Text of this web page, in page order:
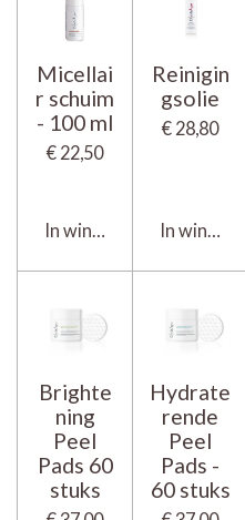
Micellai
r schuim
- 100 ml
€ 22,50
In winkelwagen
Reinigin
gsolie
€ 28,80
In
Brighte
ning
Peel
Pads 60
stuks
Hydrate
rende
Peel
Pads -
60 stuks